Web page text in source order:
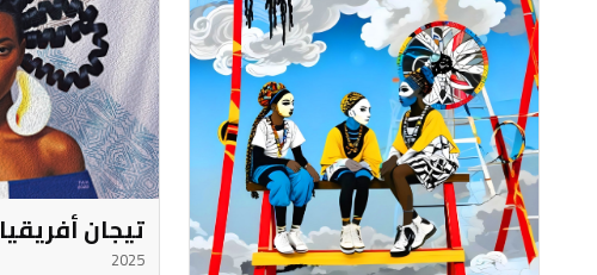
تيجان أفريقيا
2025